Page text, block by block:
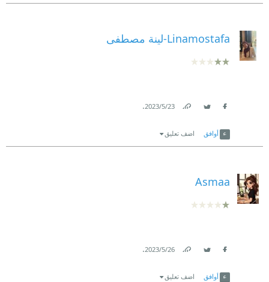
Linamostafa-لينة مصطفى
23‏/5‏/2023
.
أوافق اضف تعليق
Asmaa
26‏/5‏/2023
.
أوافق اضف تعليق